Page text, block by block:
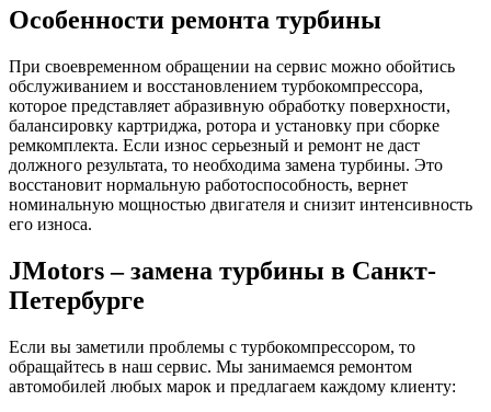
Особенности ремонта турбины
При своевременном обращении на сервис можно обойтись
обслуживанием и восстановлением турбокомпрессора,
которое представляет абразивную обработку поверхности,
балансировку картриджа, ротора и установку при сборке
ремкомплекта. Если износ серьезный и ремонт не даст
должного результата, то необходима замена турбины. Это
восстановит нормальную работоспособность, вернет
номинальную мощностью двигателя и снизит интенсивность
его износа.
JMotors – замена турбины в Санкт-
Петербурге
Если вы заметили проблемы с турбокомпрессором, то
обращайтесь в наш сервис. Мы занимаемся ремонтом
автомобилей любых марок и предлагаем каждому клиенту: